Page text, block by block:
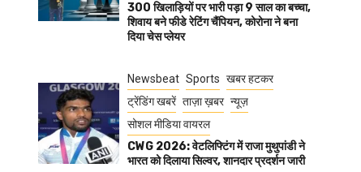
300 खिलाड़ियों पर भारी पड़ा 9 साल का बच्चा,
शिवाय बने फीडे रेटिंग चैंपियन, कोरोना ने बना
दिया चेस प्लेयर
Newsbeat Sports खबर हटकर
ट्रेंडिंग खबरें ताज़ा ख़बर न्यूज़
सोशल मीडिया वायरल
CWG 2026: वेटलिफ्टिंग में राजा मुथुपांडी ने
भारत को दिलाया सिल्वर, शानदार प्रदर्शन जारी